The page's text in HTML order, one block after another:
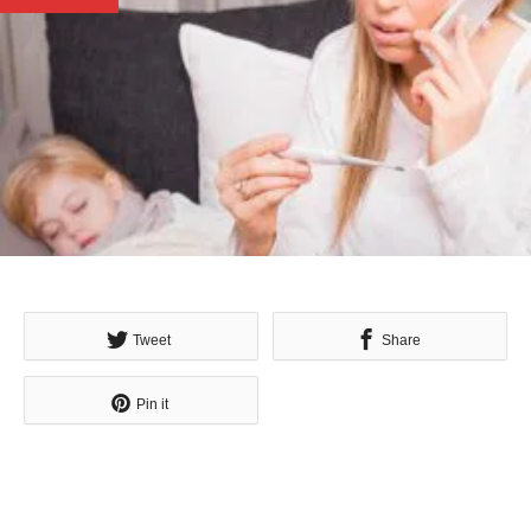
Tweet Share
Pin it